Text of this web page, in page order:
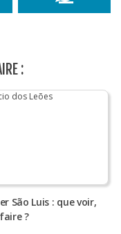
:
São Luis : que voir,
?